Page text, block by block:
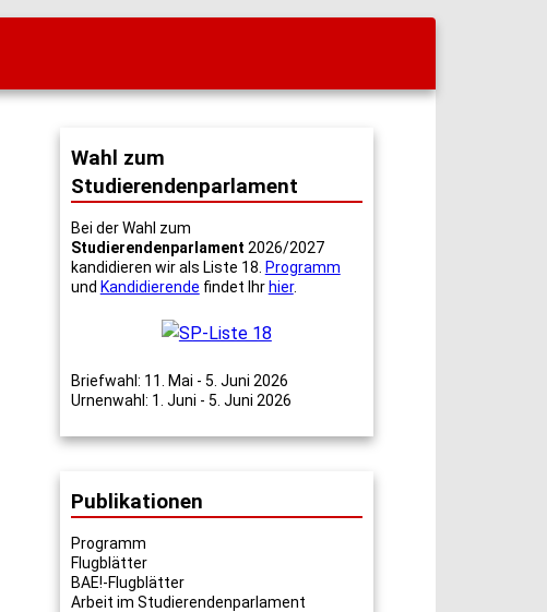
Wahl zum
Studierendenparlament
Bei der Wahl zum
Studierendenparlament 2026/2027
kandidieren wir als Liste 18. Programm
und Kandidierende findet Ihr hier.
Briefwahl: 11. Mai - 5. Juni 2026
Urnenwahl: 1. Juni - 5. Juni 2026
Publikationen
Programm
Flugblätter
BAE!-Flugblätter
Arbeit im Studierendenparlament